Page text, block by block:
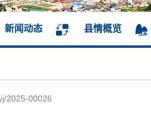
新闻动态 县情概览
2025-00026